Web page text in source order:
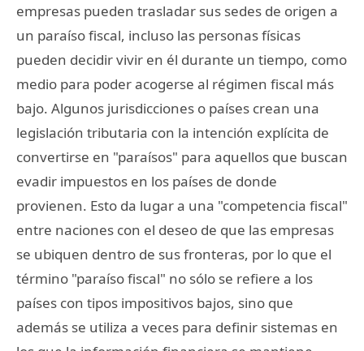
empresas pueden trasladar sus sedes de origen a
un paraíso fiscal, incluso las personas físicas
pueden decidir vivir en él durante un tiempo, como
medio para poder acogerse al régimen fiscal más
bajo. Algunos jurisdicciones o países crean una
legislación tributaria con la intención explícita de
convertirse en "paraísos" para aquellos que buscan
evadir impuestos en los países de donde
provienen. Esto da lugar a una "competencia fiscal"
entre naciones con el deseo de que las empresas
se ubiquen dentro de sus fronteras, por lo que el
término "paraíso fiscal" no sólo se refiere a los
países con tipos impositivos bajos, sino que
además se utiliza a veces para definir sistemas en